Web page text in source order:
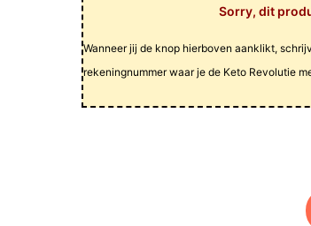
Sorry, dit
Wanneer jij de knop hierboven aanklikt,
rekeningnummer waar je de Keto Revolutie